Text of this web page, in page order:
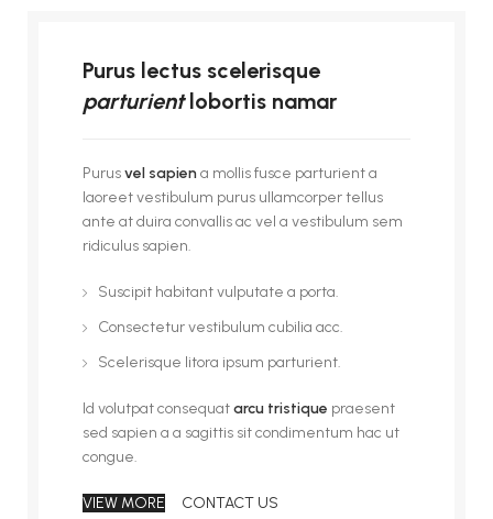
Purus lectus scelerisque
parturientlobortis namar
Purusvel sapiena mollis fusce parturient a
laoreet vestibulum purus ullamcorper tellus
ante at duira convallis ac vel a vestibulum sem
ridiculus sapien.
Suscipit habitant vulputate a porta.
Consectetur vestibulum cubilia acc.
Scelerisque litora ipsum parturient.
Id volutpat consequatarcu tristique praesent
sed sapien a a sagittis sit condimentum hac ut
congue.
VIEW MORE CONTACT US